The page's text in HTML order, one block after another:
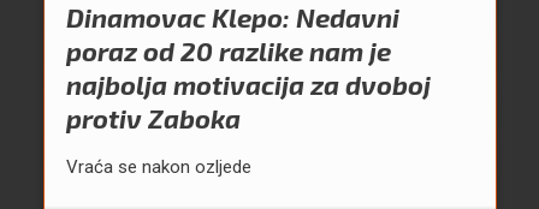
Dinamovac Klepo: Nedavni
poraz od 20 razlike nam je
najbolja motivacija za dvoboj
protiv Zaboka
Vraća se nakon ozljede